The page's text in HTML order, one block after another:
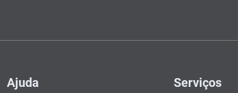
Ajuda Serviços